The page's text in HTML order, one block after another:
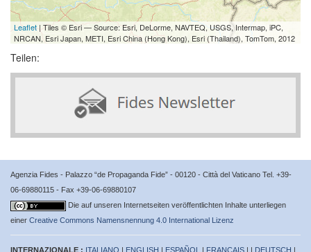
Leaflet | Tiles © Esri — Source: Esri, DeLorme, NAVTEQ, USGS, Intermap, iPC,
NRCAN, Esri Japan, METI, Esri China (Hong Kong), Esri (Thailand), TomTom, 2012
Teilen:
Agenzia Fides - Palazzo “de Propaganda Fide” - 00120 - Città del Vaticano Tel. +39-
06-69880115 - Fax +39-06-69880107
Die auf unseren Internetseiten veröffentlichten Inhalte unterliegen
einer Creative Commons Namensnennung 4.0 International Lizenz
INTERNAZIONALE : ITALIANO | ENGLISH | ESPAÑOL | FRANÇAIS | | DEUTSCH |